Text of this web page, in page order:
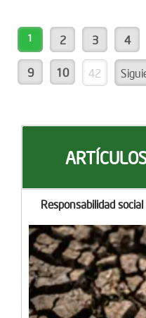
1 2 3 4
9 10 42
Responsabilidad